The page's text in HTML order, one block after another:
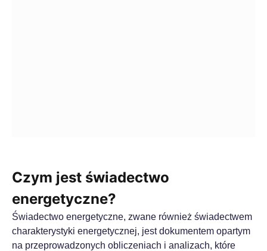
Czym jest świadectwo
energetyczne?
Świadectwo energetyczne, zwane również świadectwem
charakterystyki energetycznej, jest dokumentem opartym
na przeprowadzonych obliczeniach i analizach, które